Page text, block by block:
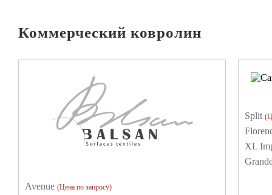
Коммерческий ковролин
Avenue (Цена по запросу)
Split
XL